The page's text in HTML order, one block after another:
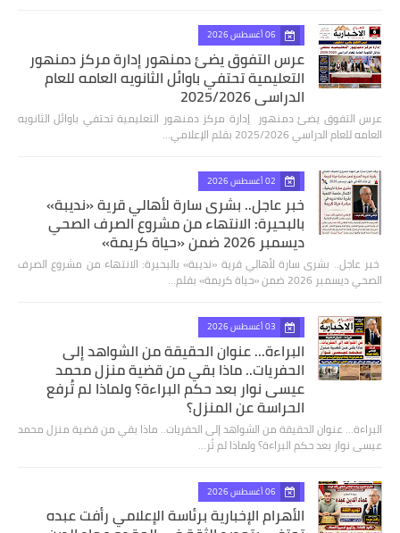
06 أغسطس 2026
عرس التفوق يضئ دمنهور إدارة مركز دمنهور
التعليمية تحتفي باوائل الثانويه العامه للعام
الدراسي 2025/2026
عرس التفوق يضئ دمنهور إدارة مركز دمنهور التعليمية تحتفي باوائل الثانويه
العامه للعام الدراسي 2025/2026 بقلم الإعلامي…
02 أغسطس 2026
خبر عاجل.. بشرى سارة لأهالي قرية «نديبة»
بالبحيرة: الانتهاء من مشروع الصرف الصحي
ديسمبر 2026 ضمن «حياة كريمة»
​ خبر عاجل.. بشرى سارة لأهالي قرية «نديبة» بالبحيرة: الانتهاء من مشروع الصرف
الصحي ديسمبر 2026 ضمن «حياة كريمة» بقلم…
03 أغسطس 2026
البراءة... عنوان الحقيقة من الشواهد إلى
الحفريات.. ماذا بقي من قضية منزل محمد
عيسى نوار بعد حكم البراءة؟ ولماذا لم تُرفع
الحراسة عن المنزل؟
البراءة... عنوان الحقيقة من الشواهد إلى الحفريات.. ماذا بقي من قضية منزل محمد
عيسى نوار بعد حكم البراءة؟ ولماذا لم تُر…
06 أغسطس 2026
الأهرام الإخبارية برئاسة الإعلامي رأفت عبده